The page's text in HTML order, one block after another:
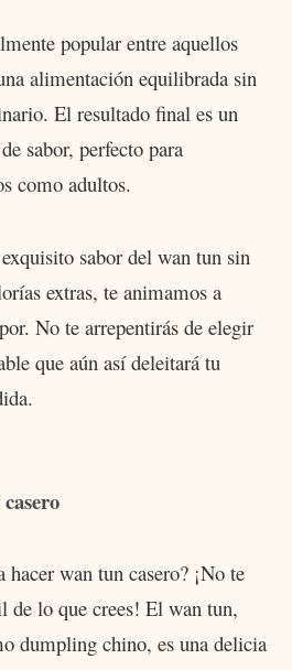
popular entre aquellos
alimentación equilibrada sin
El resultado final es un
sabor, perfecto para
como adultos.
sabor del wan tun sin
extras, te animamos a
No te arrepentirás de elegir
que aún así deleitará tu
hacer wan tun casero? ¡No te
de lo que crees! El wan tun,
dumpling chino, es una delicia